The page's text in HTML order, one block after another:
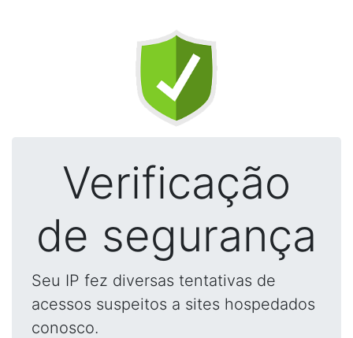
Verificação
de segurança
Seu IP fez diversas tentativas de
acessos suspeitos a sites hospedados
conosco.